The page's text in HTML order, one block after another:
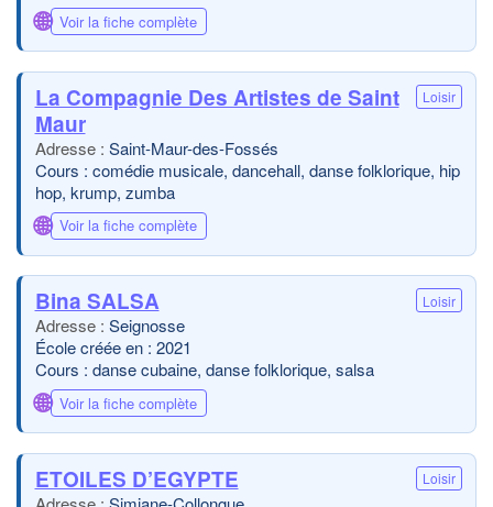
🌐 Voir la fiche complète
La Compagnie Des Artistes de Saint
Maur
Loisir
Saint-Maur-des-Fossés
Cours : comédie musicale, dancehall, danse folklorique, hip
hop, krump, zumba
🌐 Voir la fiche complète
Bina SALSA Loisir
Seignosse
École créée en : 2021
Cours : danse cubaine, danse folklorique, salsa
🌐 Voir la fiche complète
ETOILES D’EGYPTE Loisir